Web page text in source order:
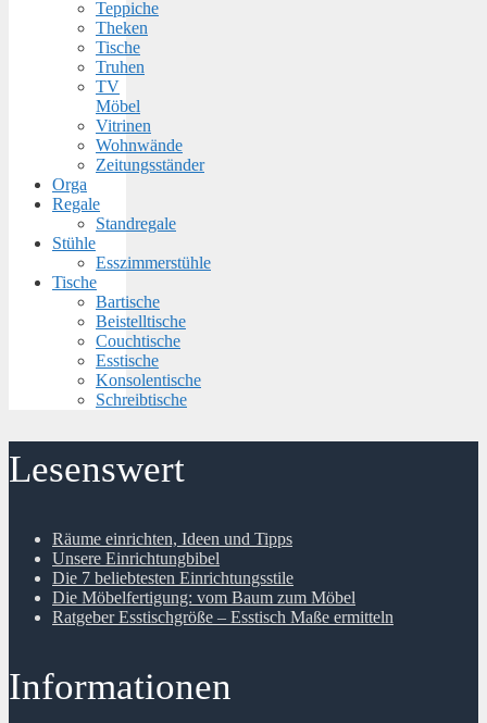
Teppiche
Theken
Tische
Truhen
TV
Möbel
Vitrinen
Wohnwände
Zeitungsständer
Orga
Regale
Standregale
Stühle
Esszimmerstühle
Tische
Bartische
Beistelltische
Couchtische
Esstische
Konsolentische
Schreibtische
Lesenswert
Räume einrichten, Ideen und Tipps
Unsere Einrichtungbibel
Die 7 beliebtesten Einrichtungsstile
Die Möbelfertigung: vom Baum zum Möbel
Ratgeber Esstischgröße – Esstisch Maße ermitteln
Informationen